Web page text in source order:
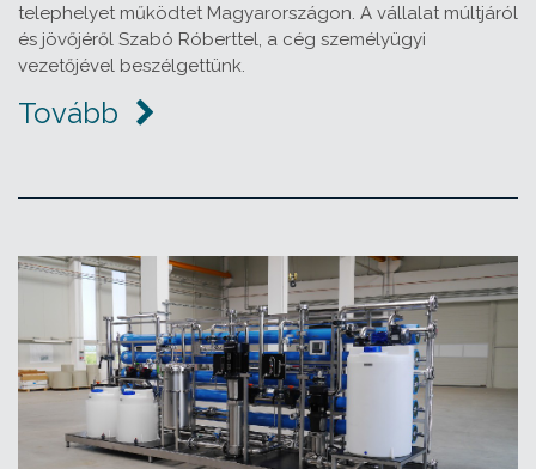
telephelyet működtet Magyarországon. A vállalat múltjáról
és jövőjéről Szabó Róberttel, a cég személyügyi
vezetőjével beszélgettünk.
Tovább